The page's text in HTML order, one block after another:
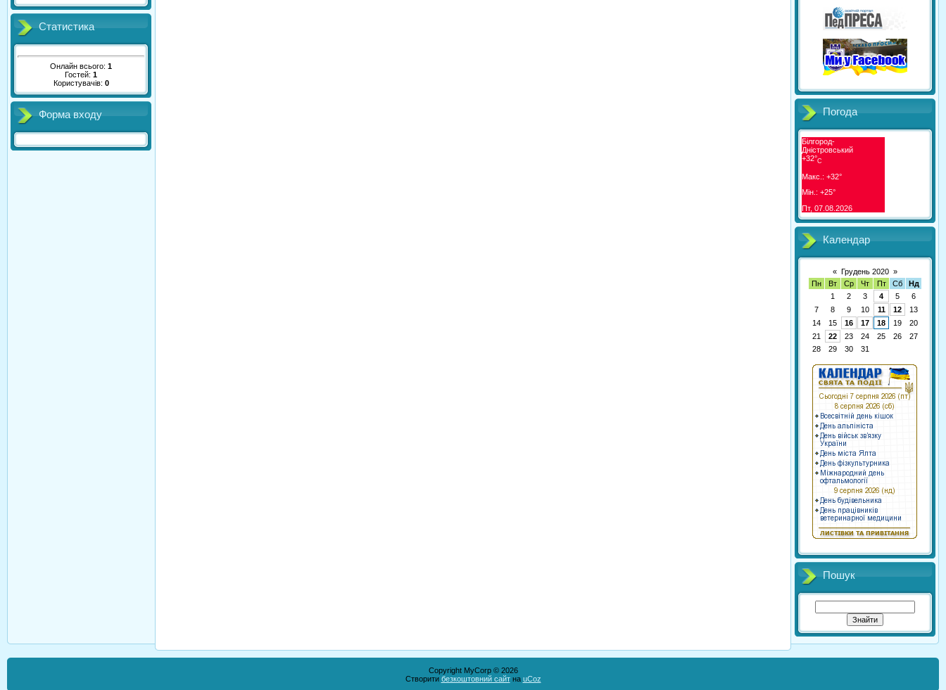
Статистика
Онлайн всього: 1
Гостей: 1
Користувачів: 0
Форма входу Погода
Білгород-
Дністровський
+32°C
Макс.: +32°
Мін.: +25°
Пт, 07.08.2026
Календар
« Грудень 2020 »
Пн
Вт Ср Чт Пт Сб
Нд
1
2 3 4 5
6
7
8 9 10 11 12
13
14
15 16 17 18 19
20
21
22 23 24 25 26
27
28
29 30 31
Пошук
Copyright MyCorp © 2026
Створити безкоштовний сайтна uCoz